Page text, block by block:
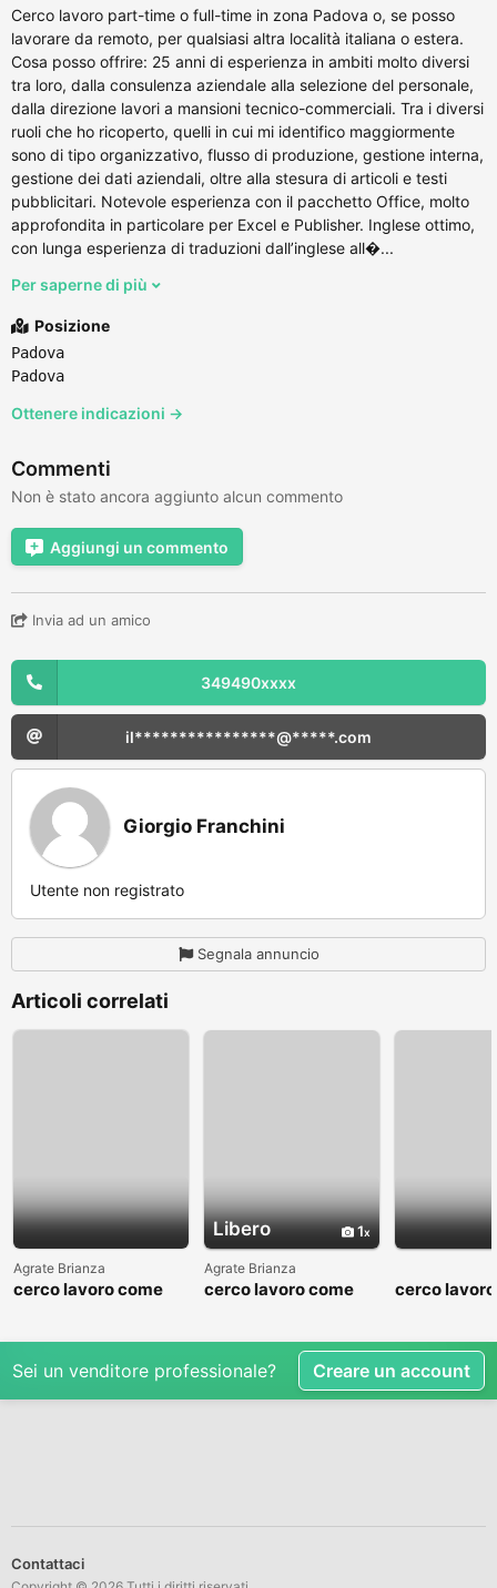
Cerco lavoro part-time o full-time in zona Padova o, se posso
lavorare da remoto, per qualsiasi altra località italiana o estera.
Cosa posso offrire: 25 anni di esperienza in ambiti molto diversi
tra loro, dalla consulenza aziendale alla selezione del personale,
dalla direzione lavori a mansioni tecnico-commerciali. Tra i diversi
ruoli che ho ricoperto, quelli in cui mi identifico maggiormente
sono di tipo organizzativo, flusso di produzione, gestione interna,
gestione dei dati aziendali, oltre alla stesura di articoli e testi
pubblicitari. Notevole esperienza con il pacchetto Office, molto
approfondita in particolare per Excel e Publisher. Inglese ottimo,
con lunga esperienza di traduzioni dall’inglese all�...
Per saperne di più
Posizione
Padova
Padova
Ottenere indicazioni →
Commenti
Non è stato ancora aggiunto alcun commento
Aggiungi un commento
Invia ad un amico
349490xxxx
il****************@*****.com
Giorgio Franchini
Utente non registrato
Segnala annuncio
Articoli correlati
Agrate Brianza
cerco lavoro come
Libero 1
Agrate Brianza
cerco lavoro come
cerco
Sei un venditore professionale? Creare un account
Contattaci